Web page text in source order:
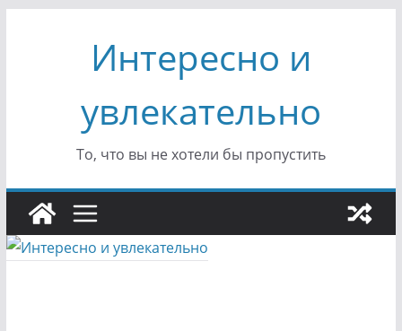
содержимомуИнтересно и
увлекательно
То, что вы не хотели бы пропустить